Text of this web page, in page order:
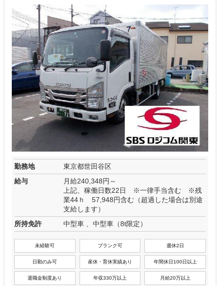
勤務地
東京都世田谷区
給与
月給240,348円～
上記、稼働日数22日 ※一律手当含む ※残
業44ｈ 57,948円含む（超過した場合は別途
支給します）
所持免許
中型車 、中型車（8t限定）
未経験可 ブランク可 週休2日
日勤のみ可 産休・育休実績あり 年間休日100日以上
退職金制度あり 年収330万以上 月給20万以上